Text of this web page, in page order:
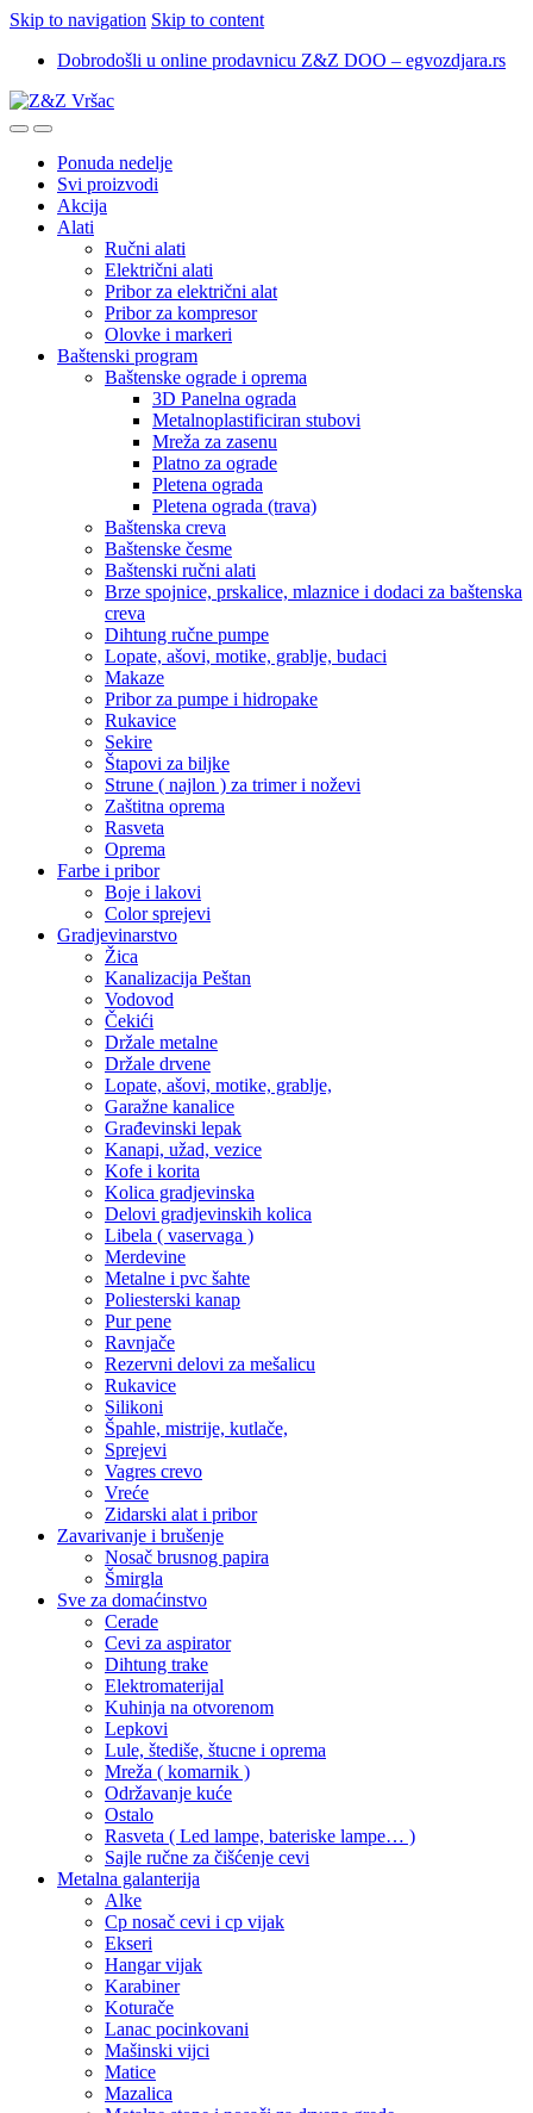
Skip to navigation Skip to content
Dobrodošli u online prodavnicu Z&Z DOO – egvozdjara.rs
Ponuda nedelje
Svi proizvodi
Akcija
Alati
Ručni alati
Električni alati
Pribor za električni alat
Pribor za kompresor
Olovke i markeri
Baštenski program
Baštenske ograde i oprema
3D Panelna ograda
Metalnoplastificiran stubovi
Mreža za zasenu
Platno za ograde
Pletena ograda
Pletena ograda (trava)
Baštenska creva
Baštenske česme
Baštenski ručni alati
Brze spojnice, prskalice, mlaznice i dodaci za baštenska
creva
Dihtung ručne pumpe
Lopate, ašovi, motike, grablje, budaci
Makaze
Pribor za pumpe i hidropake
Rukavice
Sekire
Štapovi za biljke
Strune ( najlon ) za trimer i noževi
Zaštitna oprema
Rasveta
Oprema
Farbe i pribor
Boje i lakovi
Color sprejevi
Gradjevinarstvo
Žica
Kanalizacija Peštan
Vodovod
Čekići
Držale metalne
Držale drvene
Lopate, ašovi, motike, grablje,
Garažne kanalice
Građevinski lepak
Kanapi, užad, vezice
Kofe i korita
Kolica gradjevinska
Delovi gradjevinskih kolica
Libela ( vaservaga )
Merdevine
Metalne i pvc šahte
Poliesterski kanap
Pur pene
Ravnjače
Rezervni delovi za mešalicu
Rukavice
Silikoni
Špahle, mistrije, kutlače,
Sprejevi
Vagres crevo
Vreće
Zidarski alat i pribor
Zavarivanje i brušenje
Nosač brusnog papira
Šmirgla
Sve za domaćinstvo
Cerade
Cevi za aspirator
Dihtung trake
Elektromaterijal
Kuhinja na otvorenom
Lepkovi
Lule, štediše, štucne i oprema
Mreža ( komarnik )
Održavanje kuće
Ostalo
Rasveta ( Led lampe, bateriske lampe… )
Sajle ručne za čišćenje cevi
Metalna galanterija
Alke
Cp nosač cevi i cp vijak
Ekseri
Hangar vijak
Karabiner
Koturače
Lanac pocinkovani
Mašinski vijci
Matice
Mazalica